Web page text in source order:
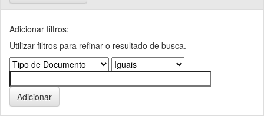
Adicionar filtros:
Utilizar filtros para refinar o resultado de busca.